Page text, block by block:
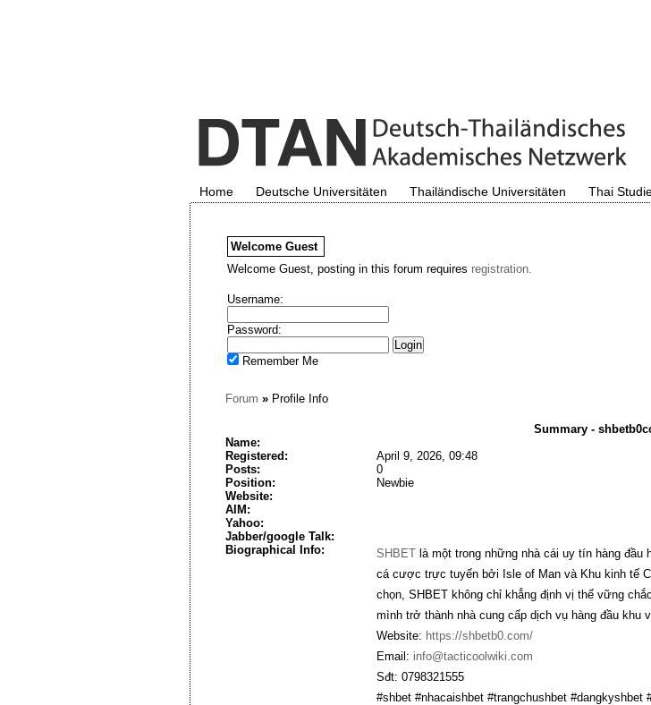
Home Deutsche Universitäten Thailändische Universitäten Thai
Welcome Guest
Welcome Guest, posting in this forum requires registration.
Username:
Password:
Remember Me
Forum »Profile Info
Summary -
Name:
Registered:
April 9, 2026, 09:48
Posts:
0
Position:
Newbie
Website:
AIM:
Yahoo:
Jabber/google Talk:
Biographical Info:
SHBETlà một trong những nhà cái uy tín hàng đầu
cá cược trực tuyến bởi Isle of Man và Khu kinh tế
chọn, SHBET không chỉ khẳng định vị thế vững
mình trở thành nhà cung cấp dịch vụ hàng đầu khu
Website: https://shbetb0.com/
Email: info@tacticoolwiki.com
Sđt: 0798321555
#shbet #nhacaishbet #trangchushbet #dangkyshbet